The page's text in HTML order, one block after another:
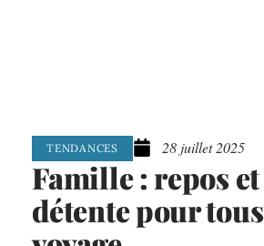
TENDANCES 28 juillet 2025
Famille : repos et
détente pour